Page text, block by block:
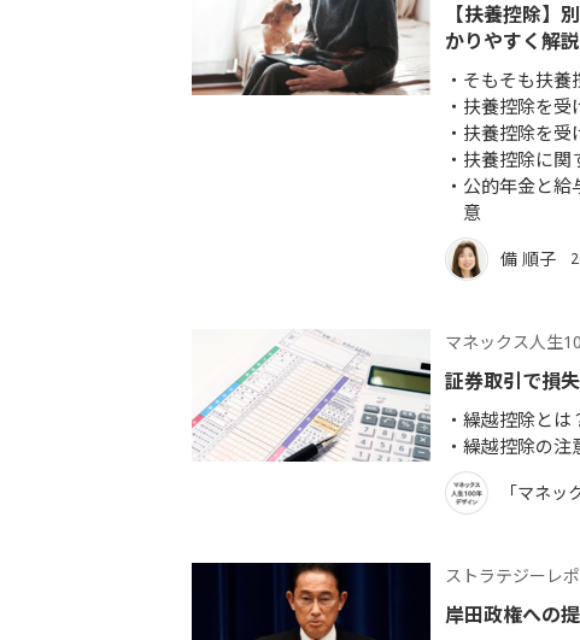
【扶養控除】
かりやすく解説
そもそも扶養
扶養控除を受
扶養控除を受
扶養控除に関
公的年金と給
意
備 順子
マネックス人生
証券取引で損
繰越控除とは
繰越控除の注
「マネ
ストラテジーレ
岸田政権への